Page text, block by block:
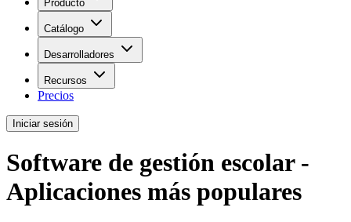
Producto
Catálogo
Desarrolladores
Recursos
Precios
Iniciar sesión
Software de gestión escolar -
Aplicaciones más populares